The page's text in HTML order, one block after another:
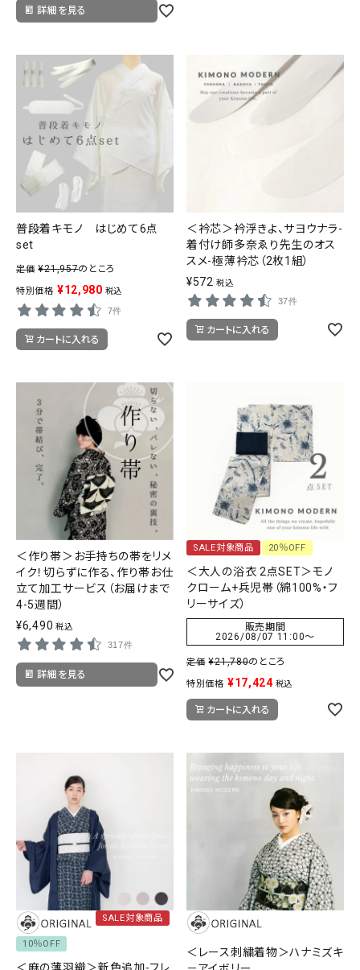
詳細を見る
普段着キモノ はじめて6点
set
定価 ¥21,957のところ
特別価格 ¥12,980 税込
7件
カートに入れる
＜衿芯＞衿浮きよ、サヨウナラ-
着付け師多奈ゑり先生のオス
スメ-極薄衿芯（2枚1組）
¥572 税込
37件
カートに入れる
＜作り帯＞お手持ちの帯をリメ
イク！切らずに作る、作り帯お仕
立て加工サービス（お届けまで
4-5週間）
¥6,490 税込
317件
詳細を見る
SALE対象商品 20％OFF
＜大人の浴衣 2点SET＞モノ
クローム+兵児帯（綿100%・フ
リーサイズ）
販売期間
2026/08/07 11:00〜
定価 ¥21,780のところ
特別価格 ¥17,424 税込
カートに入れる
SALE対象商品
10％OFF
＜麻の薄羽織＞新色追加-フレ
＜レース刺繍着物＞ハナミズキ